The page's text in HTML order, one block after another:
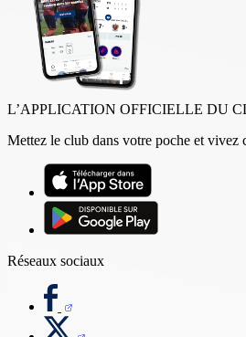
L’APPLICATION OFFICIELLE DU
Mettez le club dans votre poche et vivez
Réseaux sociaux